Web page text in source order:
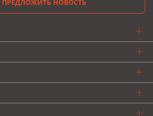
ПРЕДЛОЖИТЬ НОВОСТЬ